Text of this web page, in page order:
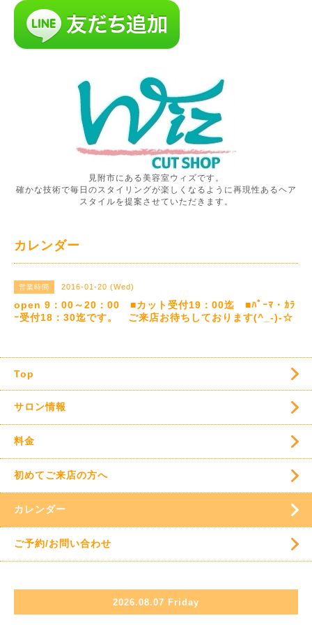
見附市にある美容室ウィズです。
確かな技術で毎日のスタイリングが楽しくなるように再現性あるヘア
スタイルを提案させていただきます。
カレンダー
営業時間 2016-01-20 (Wed)
open 9：00～20：00 ■カット受付19：00迄 ■ﾊﾟｰﾏ・ｶﾗ
ｰ受付18：30迄です。 ご来店お待ちしております(^_-)-☆
Top
サロン情報
料金
初めてご来店の方へ
カレンダー
ご予約/お問い合わせ
2026.08.07 Friday